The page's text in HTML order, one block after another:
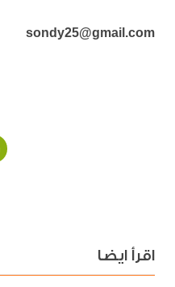
sondy25@gmail.com
اقرأ ايضا